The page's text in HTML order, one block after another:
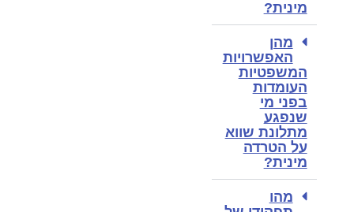
מינית?
מהן
האפשרויות
המשפטיות
העומדות
בפני מי
שנפגע
מתלונת שווא
על הטרדה
מינית?
מהו